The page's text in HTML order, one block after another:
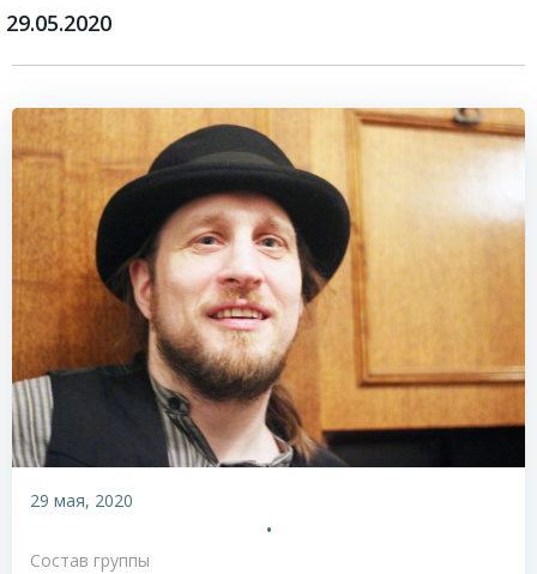
29.05.2020
29 мая, 2020
•
Состав группы